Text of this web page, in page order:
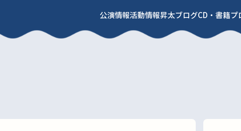
公演情報活動情報昇太ブログCD・書籍プ